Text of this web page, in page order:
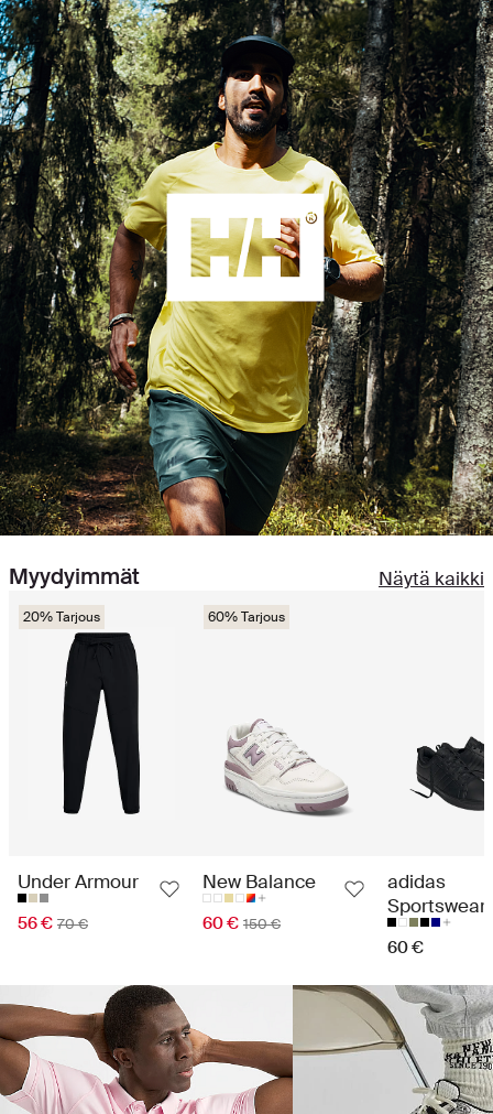
Myydyimmät Näytä kaikki
20% Tarjous
Under Armour
56 € 70 €
60% Tarjous
New Balance
60 € 150 €
adidas
Sportswear
60 €